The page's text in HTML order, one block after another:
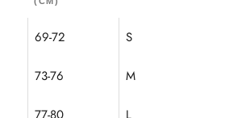
69-72 S
73-76 M